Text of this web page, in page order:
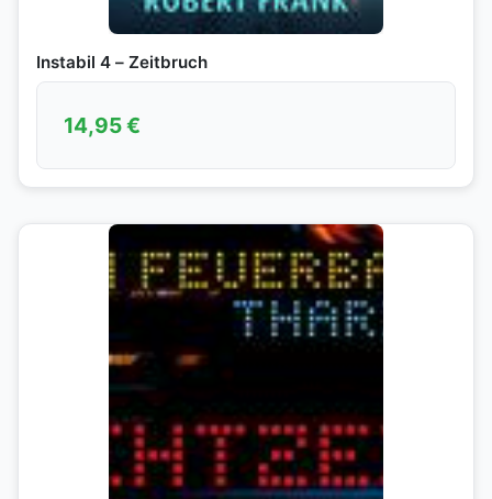
Instabil 4 – Zeitbruch
14,95€